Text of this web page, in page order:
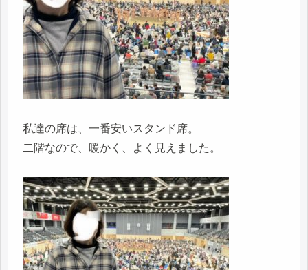
私達の席は、一番安いスタンド席。
二階なので、暖かく、よく見えました。